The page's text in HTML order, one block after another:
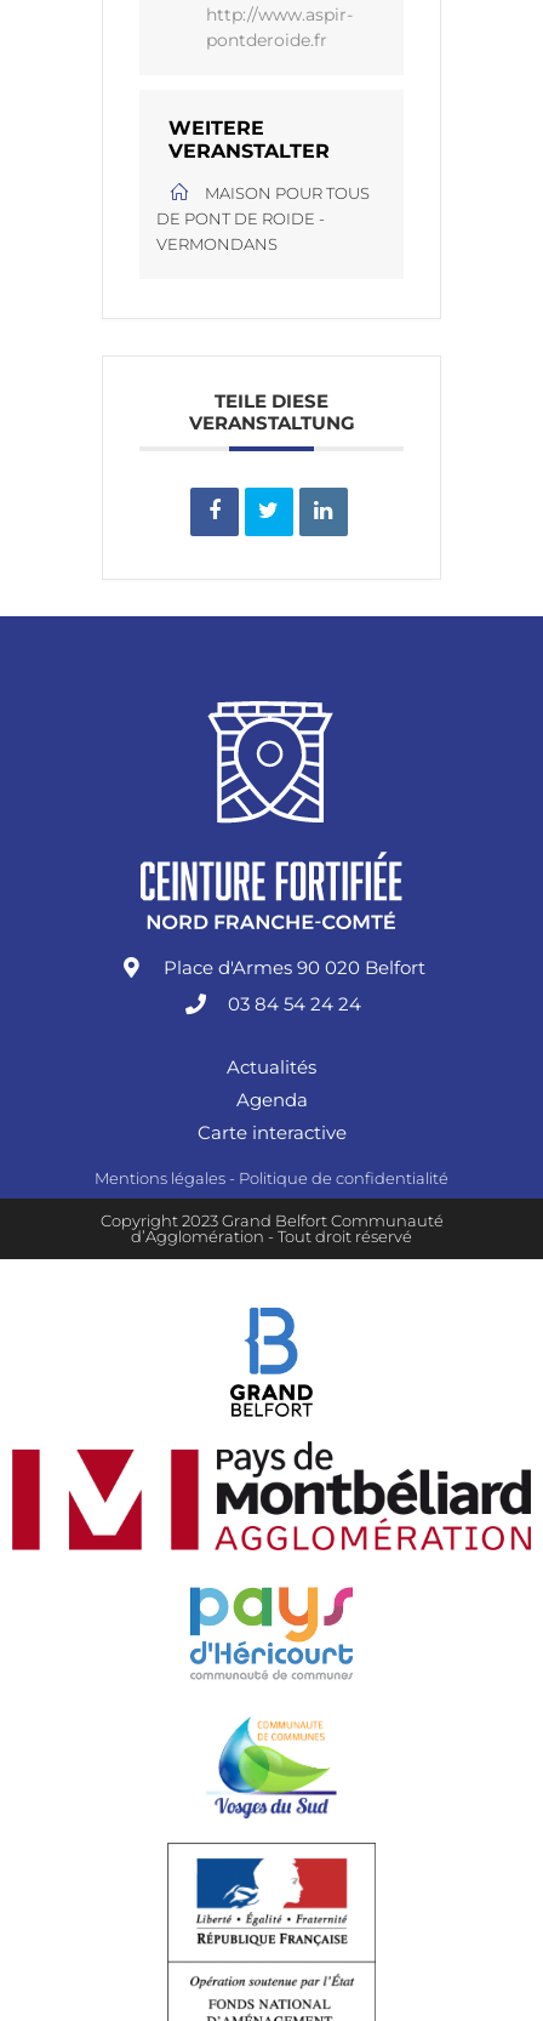
http://www.aspir-
pontderoide.fr
WEITERE
VERANSTALTER
MAISON POUR TOUS
DE PONT DE ROIDE -
VERMONDANS
TEILE DIESE
VERANSTALTUNG
Place d'Armes 90 020 Belfort
03 84 54 24 24
Actualités
Agenda
Carte interactive
Mentions légales - Politique de confidentialité
Copyright 2023 Grand Belfort Communauté
d’Agglomération - Tout droit réservé